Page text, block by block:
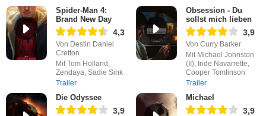
Spider-Man 4:
Brand New Day
4,3
Von Destin Daniel
Cretton
Mit Tom Holland,
Zendaya, Sadie Sink
Trailer
Obsession - Du
sollst mich lieben
3,9
Von Curry Barker
Mit Michael Johnston
(II), Inde Navarrette,
Cooper Tomlinson
Trailer
Die Odyssee
3,9
Michael
3,9